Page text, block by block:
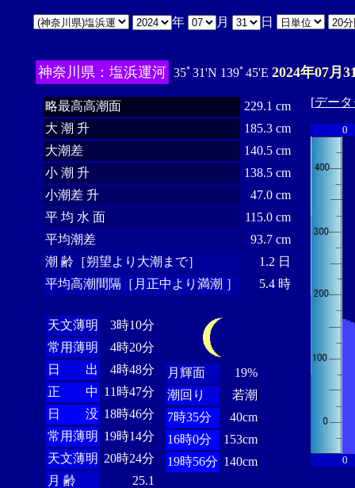
年 月 日
神奈川県：塩浜運河 35ﾟ31'N 139ﾟ45'E 2024年07月
略最高高潮面
229.1 cm
大 潮 升
185.3 cm
大潮差
140.5 cm
小 潮 升
138.5 cm
小潮差 升
47.0 cm
平 均 水 面
115.0 cm
平均潮差
93.7 cm
潮 齢［朔望より大潮まで］
1.2 日
平均高潮間隔［月正中より満潮 ］
5.4 時
天文薄明
3時10分
常用薄明
4時20分
日 出
4時48分
正 中 11時47分
日 没 18時46分
常用薄明 19時14分
天文薄明 20時24分
月 齢
25.1
月輝面
19%
潮回り
若潮
7時35分
40cm
16時0分
153cm
19時56分 140cm
[デー
0
0